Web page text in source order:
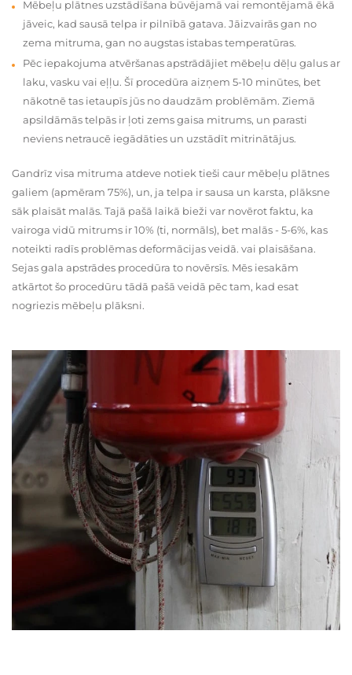
Mēbeļu plātnes uzstādīšana būvējamā vai remontējamā ēkā
jāveic, kad sausā telpa ir pilnībā gatava. Jāizvairās gan no
zema mitruma, gan no augstas istabas temperatūras.
Pēc iepakojuma atvēršanas apstrādājiet mēbeļu dēļu galus ar
laku, vasku vai eļļu. Šī procedūra aizņem 5-10 minūtes, bet
nākotnē tas ietaupīs jūs no daudzām problēmām. Ziemā
apsildāmās telpās ir ļoti zems gaisa mitrums, un parasti
neviens netraucē iegādāties un uzstādīt mitrinātājus.
Gandrīz visa mitruma atdeve notiek tieši caur mēbeļu plātnes
galiem (apmēram 75%), un, ja telpa ir sausa un karsta, plāksne
sāk plaisāt malās. Tajā pašā laikā bieži var novērot faktu, ka
vairoga vidū mitrums ir 10% (ti, normāls), bet malās - 5-6%, kas
noteikti radīs problēmas deformācijas veidā. vai plaisāšana.
Sejas gala apstrādes procedūra to novērsīs. Mēs iesakām
atkārtot šo procedūru tādā pašā veidā pēc tam, kad esat
nogriezis mēbeļu plāksni.